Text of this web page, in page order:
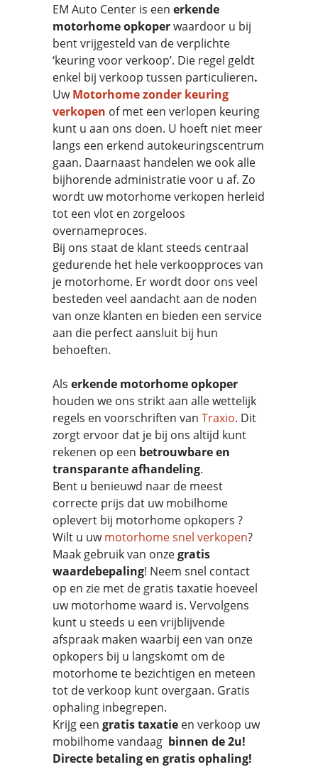
EM Auto Center is een erkende
motorhome opkoperwaardoor u bij
bent vrijgesteld van de verplichte
‘keuring voor verkoop’. Die regel geldt
enkel bij verkoop tussen particulieren.
UwMotorhome zonder keuring
verkopen of met een verlopen keuring
kunt u aan ons doen. U hoeft niet meer
langs een erkend autokeuringscentrum
gaan. Daarnaast handelen we ook alle
bijhorende administratie voor u af. Zo
wordt uw motorhome verkopen herleid
tot een vlot en zorgeloos
overnameproces.
Bij ons staat de klant steeds centraal
gedurende het hele verkoopproces van
je motorhome. Er wordt door ons veel
besteden veel aandacht aan de noden
van onze klanten en bieden een service
aan die perfect aansluit bij hun
behoeften.
Als erkende motorhome opkoper
houden we ons strikt aan alle wettelijk
regels en voorschriften van Traxio. Dit
zorgt ervoor dat je bij ons altijd kunt
rekenen op een betrouwbare en
transparante afhandeling.
Bent u benieuwd naar de meest
correcte prijs dat uw mobilhome
oplevert bij motorhome opkopers ?
Wilt u uwmotorhome snel verkopen?
Maak gebruik van onzegratis
waardebepaling! Neem snel contact
op en zie met de gratis taxatie hoeveel
uw motorhome waard is. Vervolgens
kunt u steeds u een vrijblijvende
afspraak maken waarbij een van onze
opkopers bij u langskomt om de
motorhome te bezichtigen en meteen
tot de verkoop kunt overgaan. Gratis
ophaling inbegrepen.
Krijg een gratis taxatie en verkoop uw
mobilhome vandaag binnen de 2u!
Directe betaling en gratis ophaling!